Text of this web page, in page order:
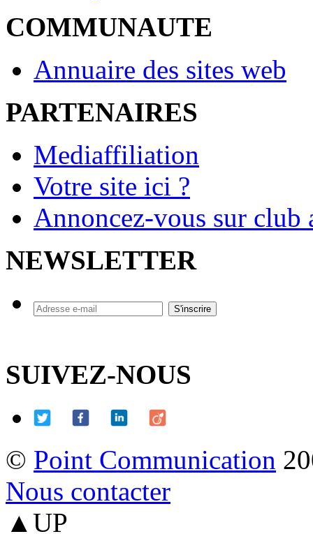
COMMUNAUTE
Annuaire des sites web
PARTENAIRES
Mediaffiliation
Votre site ici ?
Annoncez-vous sur
NEWSLETTER
SUIVEZ-NOUS
© Point Communication
Nous contacter
▲UP